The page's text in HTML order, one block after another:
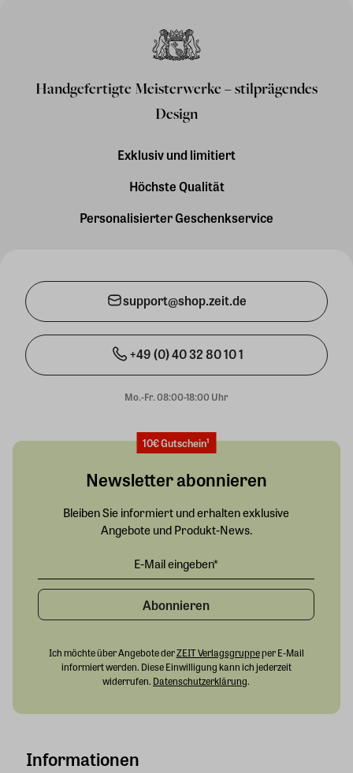
Handgefertigte Meisterwerke – stilprägendes
Design
Exklusiv und limitiert
Höchste Qualität
Personalisierter Geschenkservice
support@shop.zeit.de
+49 (0) 40 32 80 10 1
Mo.-Fr. 08:00-18:00 Uhr
Informationen
10€ Gutschein¹
Newsletter abonnieren
Bleiben Sie informiert und erhalten exklusive
Angebote und Produkt-News.
Abonnieren
Ich möchte über Angebote derZEIT Verlagsgruppeper E-Mail
informiert werden. Diese Einwilligung kann ich jederzeit
widerrufen. Datenschutzerklärung.